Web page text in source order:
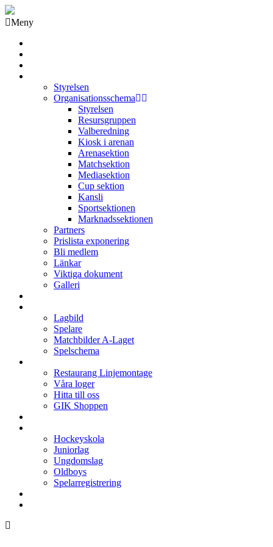
Meny
Styrelsen
Organisationsschema
Styrelsen
Resursgruppen
Valberedning
Kiosk i arenan
Arenasektion
Matchsektion
Mediasektion
Cup sektion
Kansli
Sportsektionen
Marknadssektionen
Partners
Prislista exponering
Bli medlem
Länkar
Viktiga dokument
Galleri
Lagbild
Spelare
Matchbilder A-Laget
Spelschema
Restaurang Linjemontage
Våra loger
Hitta till oss
GIK Shoppen
Hockeyskola
Juniorlag
Ungdomslag
Oldboys
Spelarregistrering